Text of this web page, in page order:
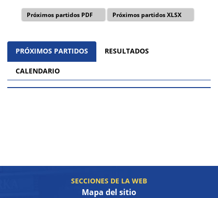
Próximos partidos PDF Próximos partidos XLSX
PRÓXIMOS PARTIDOS RESULTADOS
CALENDARIO
SECCIONES DE LA WEB
Mapa del sitio